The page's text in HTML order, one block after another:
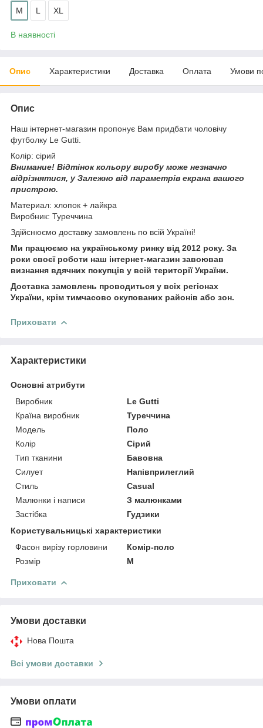
M L XL
В наявності
Опис Характеристики Доставка Оплата Умови
Опис
Наш інтернет-магазин пропонує Вам придбати чоловічу
футболку Le Gutti.
Колір: сірий
Внимание! Відтінок кольору виробу може незначно
відрізнятися, у Залежно від параметрів екрана вашого
пристрою.
Материал: хлопок + лайкра
Виробник: Туреччина
Здійснюємо доставку замовлень по всій Україні!
Ми працюємо на українському ринку від 2012 року. За
роки своєї роботи наш інтернет-магазин завоював
визнання вдячних покупців у всій території України.
Доставка замовлень проводиться у всіх регіонах
України, крім тимчасово окупованих районів або зон.
Приховати
Характеристики
Основні атрибути
Виробник
Le Gutti
Країна виробник
Туреччина
Модель
Поло
Колір
Сірий
Тип тканини
Бавовна
Силует
Напівприлеглий
Стиль
Casual
Малюнки і написи
З малюнками
Застібка
Гудзики
Користувальницькі характеристики
Фасон вирізу горловини
Комір-поло
Розмір
M
Приховати
Умови доставки
Нова Пошта
Всі умови доставки
Умови оплати